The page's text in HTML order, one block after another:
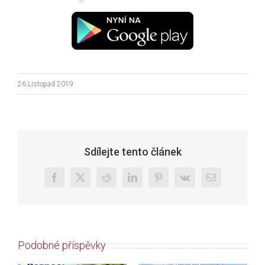
26.Listopad 2019
Sdílejte tento článek
Facebook
X RedditLinkedInPinterest
Vk
E-
Podobné příspěvky